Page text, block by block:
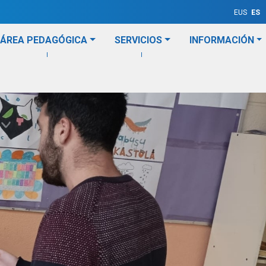
EUS ES
familias Trabajadores/as Visita personalizada
ÁREA PEDAGÓGICA SERVICIOS INFORMACIÓN